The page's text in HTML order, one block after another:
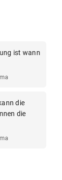
ist wann
die
die